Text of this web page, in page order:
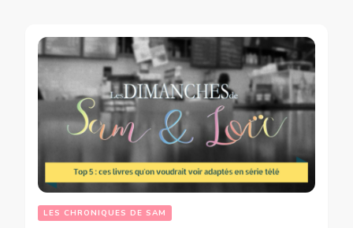
LES CHRONIQUES DE SAM